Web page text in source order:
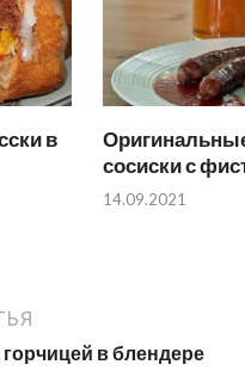
в
сосиски с
14.09.2021
в блендере